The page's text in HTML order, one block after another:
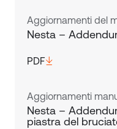
Aggiornamenti del
Nesta –
PDF
Aggiornamenti
Nesta –
piastra del